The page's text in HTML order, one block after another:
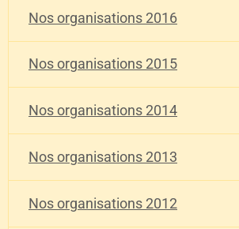
Nos organisations 2016
Nos organisations 2015
Nos organisations 2014
Nos organisations 2013
Nos organisations 2012